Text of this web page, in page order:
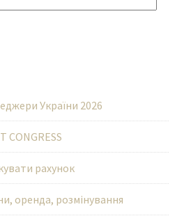
України 2026
CONGRESS
рахунок
оренда, розмінування